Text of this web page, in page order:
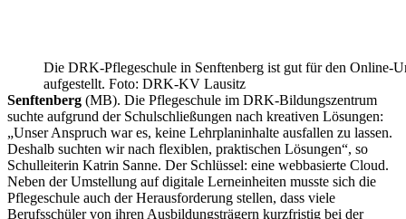
Die DRK-Pflegeschule in Senftenberg ist gut für den Online-
aufgestellt. Foto: DRK-KV Lausitz
Senftenberg (MB). Die Pflegeschule im DRK-Bildungszentrum
suchte aufgrund der Schulschließungen nach kreativen Lösungen:
„Unser Anspruch war es, keine Lehrplaninhalte ausfallen zu lassen.
Deshalb suchten wir nach flexiblen, praktischen Lösungen“, so
Schulleiterin Katrin Sanne. Der Schlüssel: eine webbasierte Cloud.
Neben der Umstellung auf digitale Lerneinheiten musste sich die
Pflegeschule auch der Herausforderung stellen, dass viele
Berufsschüler von ihren Ausbildungsträgern kurzfristig bei der